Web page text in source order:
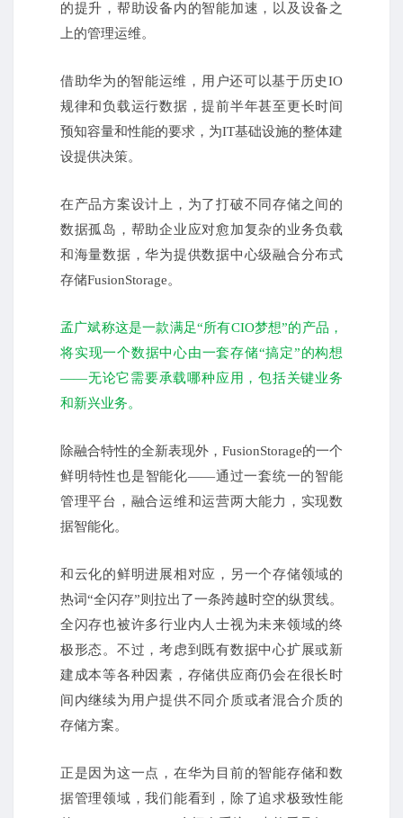
的提升，帮助设备内的智能加速，以及设备之
上的管理运维。
借助华为的智能运维，用户还可以基于历史IO
规律和负载运行数据，提前半年甚至更长时间
预知容量和性能的要求，为IT基础设施的整体建
设提供决策。
在产品方案设计上，为了打破不同存储之间的
数据孤岛，帮助企业应对愈加复杂的业务负载
和海量数据，华为提供数据中心级融合分布式
存储FusionStorage。
孟广斌称这是一款满足“所有CIO梦想”的产品，
将实现一个数据中心由一套存储“搞定”的构想
——无论它需要承载哪种应用，包括关键业务
和新兴业务。
除融合特性的全新表现外，FusionStorage的一个
鲜明特性也是智能化——通过一套统一的智能
管理平台，融合运维和运营两大能力，实现数
据智能化。
和云化的鲜明进展相对应，另一个存储领域的
热词“全闪存”则拉出了一条跨越时空的纵贯线。
全闪存也被许多行业内人士视为未来领域的终
极形态。不过，考虑到既有数据中心扩展或新
建成本等各种因素，存储供应商仍会在很长时
间内继续为用户提供不同介质或者混合介质的
存储方案。
正是因为这一点，在华为目前的智能存储和数
据管理领域，我们能看到，除了追求极致性能